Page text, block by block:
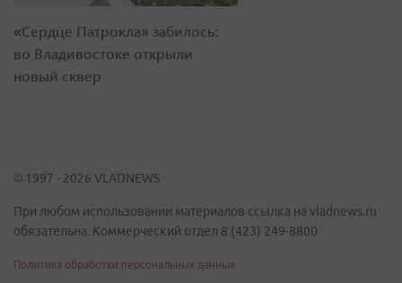
«Сердце Патрокла» забилось:
во Владивостоке открыли
новый сквер
© 1997 - 2026 VLADNEWS
При любом использовании материалов ссылка на vladnews.ru
обязательна. Коммерческий отдел 8 (423) 249-8800
Политика обработки персональных данных